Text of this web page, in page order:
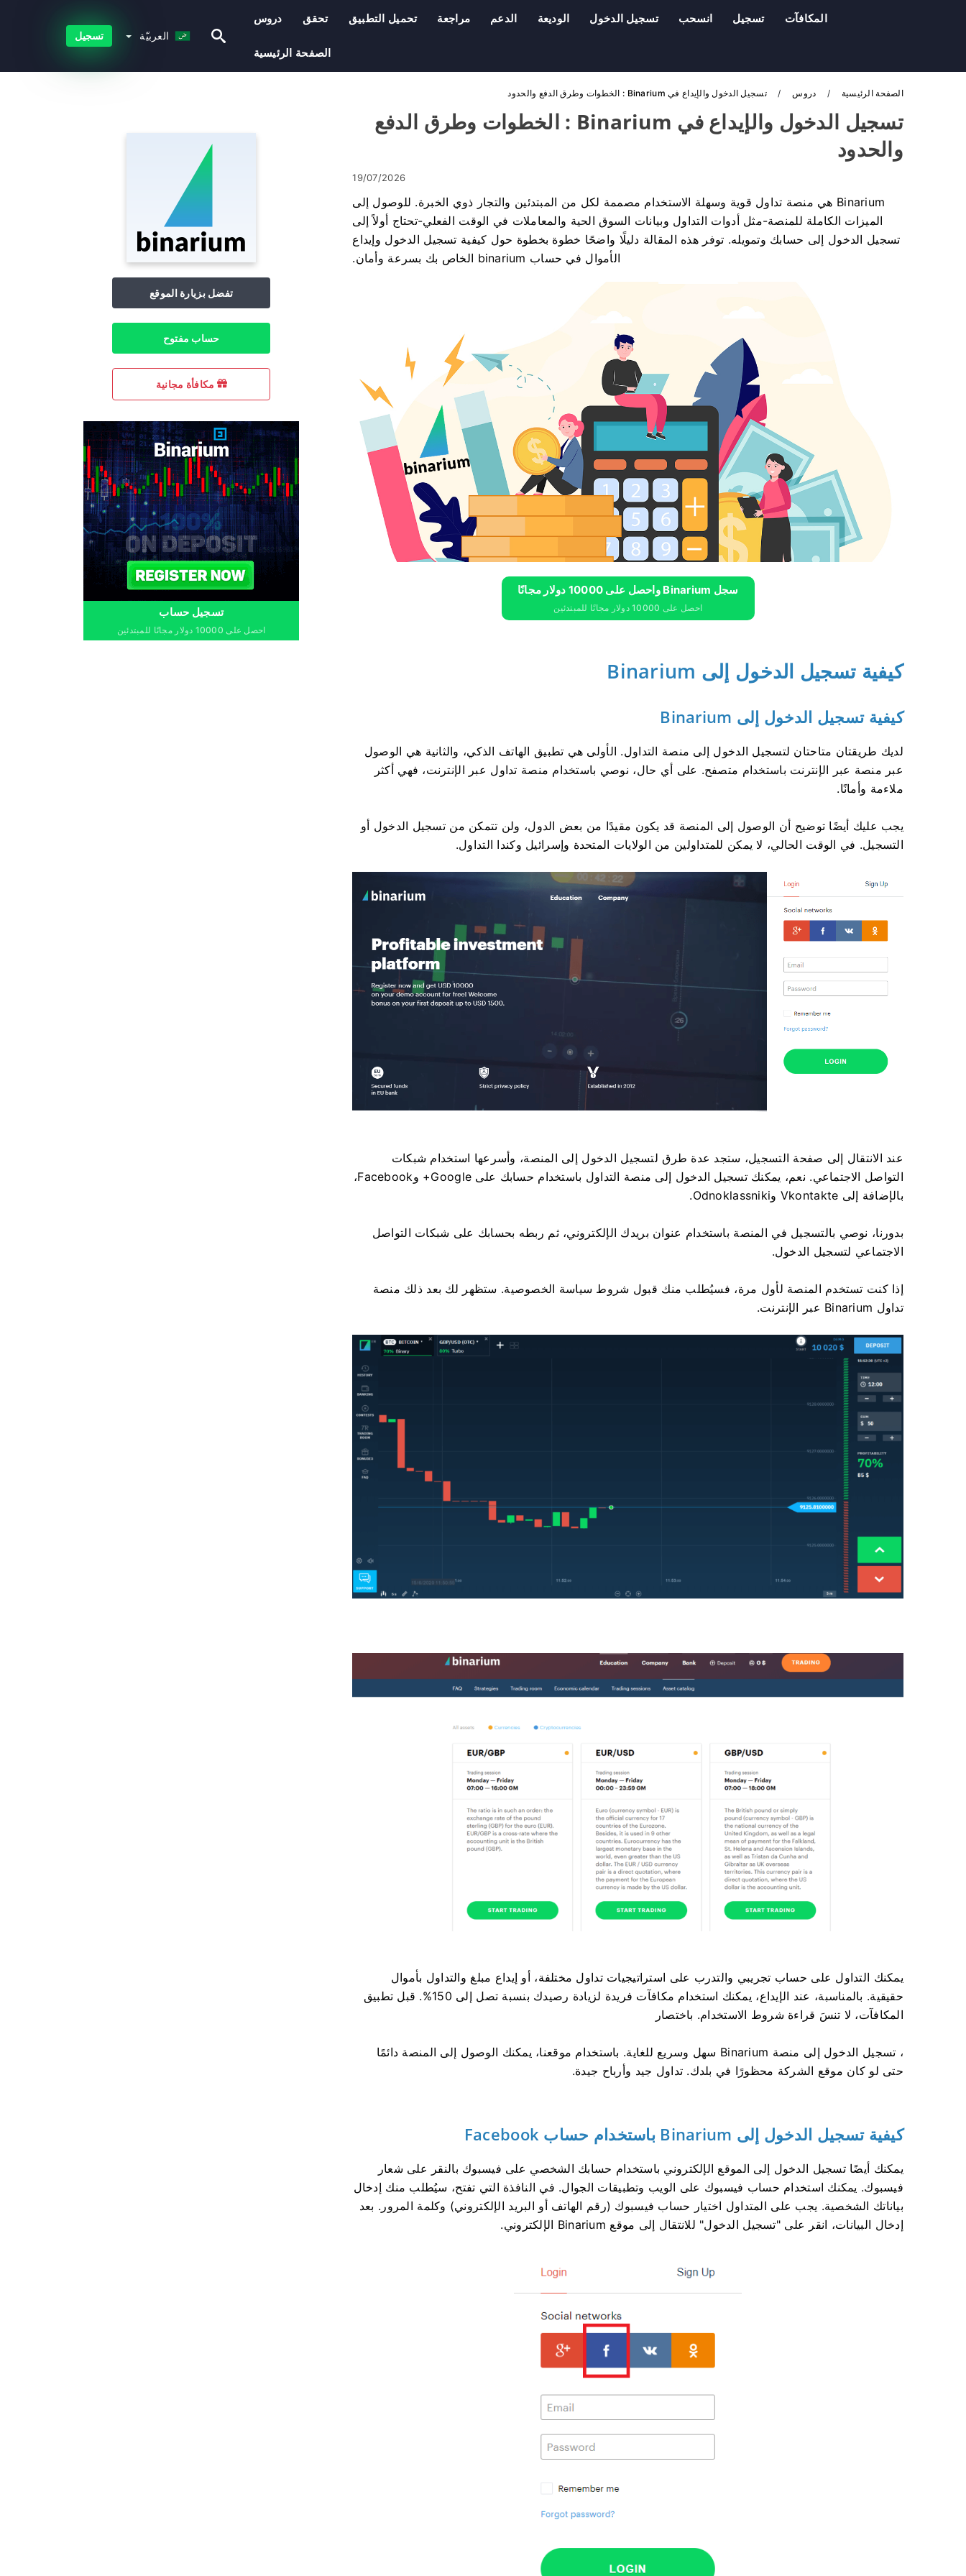
دروس تحقق تحميل التطبيق مراجعة الدعم الوديعة تسجيل الدخول انسحب تسجيل المكافآت
الصفحة الرئيسية
العربيّة تسجيل
الصفحة الرئيسية دروس تسجيل الدخول والإيداع في Binarium : الخطوات وطرق الدفع والحدود
تسجيل الدخول والإيداع في Binarium : الخطوات وطرق الدفع
والحدود
19/07/2026
Binarium هي منصة تداول قوية وسهلة الاستخدام مصممة لكل من المبتدئين والتجار ذوي الخبرة. للوصول إلى
الميزات الكاملة للمنصة-مثل أدوات التداول وبيانات السوق الحية والمعاملات في الوقت الفعلي-تحتاج أولاً إلى
تسجيل الدخول إلى حسابك وتمويله. توفر هذه المقالة دليلًا واضحًا خطوة بخطوة حول كيفية تسجيل الدخول وإيداع
الأموال في حساب binarium الخاص بك بسرعة وأمان.
سجل Binarium واحصل على 10000 دولار مجانًا
احصل على 10000 دولار مجانًا للمبتدئين
كيفية تسجيل الدخول إلى Binarium
كيفية تسجيل الدخول إلى Binarium
لديك طريقتان متاحتان لتسجيل الدخول إلى منصة التداول. الأولى هي تطبيق الهاتف الذكي، والثانية هي الوصول
عبر منصة عبر الإنترنت باستخدام متصفح. على أي حال، نوصي باستخدام منصة تداول عبر الإنترنت، فهي أكثر
ملاءمة وأمانًا.
يجب عليك أيضًا توضيح أن الوصول إلى المنصة قد يكون مقيدًا من بعض الدول، ولن تتمكن من تسجيل الدخول أو
التسجيل. في الوقت الحالي، لا يمكن للمتداولين من الولايات المتحدة وإسرائيل وكندا التداول.
عند الانتقال إلى صفحة التسجيل، ستجد عدة طرق لتسجيل الدخول إلى المنصة، وأسرعها استخدام شبكات
التواصل الاجتماعي. نعم، يمكنك تسجيل الدخول إلى منصة التداول باستخدام حسابك على Google+ وFacebook،
بالإضافة إلى Vkontakte وOdnoklassniki.
بدورنا، نوصي بالتسجيل في المنصة باستخدام عنوان بريدك الإلكتروني، ثم ربطه بحسابك على شبكات التواصل
الاجتماعي لتسجيل الدخول.
إذا كنت تستخدم المنصة لأول مرة، فسيُطلب منك قبول شروط سياسة الخصوصية. ستظهر لك بعد ذلك منصة
تداول Binarium عبر الإنترنت.
يمكنك التداول على حساب تجريبي والتدرب على استراتيجيات تداول مختلفة، أو إيداع مبلغ والتداول بأموال
حقيقية. بالمناسبة، عند الإيداع، يمكنك استخدام مكافآت فريدة لزيادة رصيدك بنسبة تصل إلى 150%. قبل تطبيق
المكافآت، لا تنسَ قراءة شروط الاستخدام. باختصار
، تسجيل الدخول إلى منصة Binarium سهل وسريع للغاية. باستخدام موقعنا، يمكنك الوصول إلى المنصة دائمًا
حتى لو كان موقع الشركة محظورًا في بلدك. تداول جيد وأرباح جيدة.
كيفية تسجيل الدخول إلى Binarium باستخدام حساب Facebook
يمكنك أيضًا تسجيل الدخول إلى الموقع الإلكتروني باستخدام حسابك الشخصي على فيسبوك بالنقر على شعار
فيسبوك. يمكنك استخدام حساب فيسبوك على الويب وتطبيقات الجوال. في النافذة التي تفتح، سيُطلب منك إدخال
بياناتك الشخصية. يجب على المتداول اختيار حساب فيسبوك (رقم الهاتف أو البريد الإلكتروني) وكلمة المرور. بعد
إدخال البيانات، انقر على "تسجيل الدخول" للانتقال إلى موقع Binarium الإلكتروني.
تفضل بزيارة الموقع
حساب مفتوح
مكافأة مجانية
تسجيل حساب
احصل على 10000 دولار مجانًا للمبتدئين